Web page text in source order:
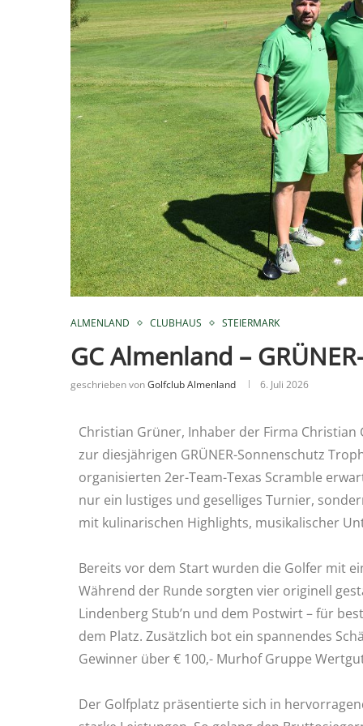
ALMENLAND CLUBHAUS STEIERMARK
GC Almenland –
geschrieben vonGolfclub Almenland 6. Juli 2026
Christian Grüner, Inhaber der Firma Christian
zur diesjährigen GRÜNER-Sonnenschutz
organisierten 2er-Team-Texas Scramble
nur ein lustiges und geselliges Turnier,
mit kulinarischen Highlights, musikalischer
Bereits vor dem Start wurden die Golfer mit
Während der Runde sorgten vier originell
Lindenberg Stub’n und dem Postwirt – für
dem Platz. Zusätzlich bot ein spannendes
Gewinner über € 100,- Murhof Gruppe
Der Golfplatz präsentierte sich in